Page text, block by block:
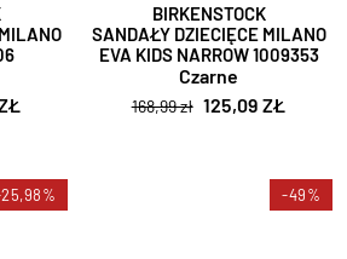
BIRKENSTOCK
SANDAŁY DZIECIĘCE MILANO
EVA KIDS NARROW 1009353
Czarne
168,99 zł 125,09 ZŁ
-49%